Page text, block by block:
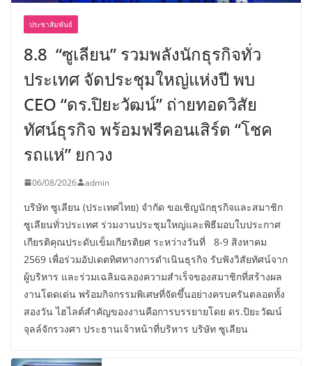
ประชาสัมพันธ์
8.8 “ซูเลียน” รวมพลังนักธุรกิจทั่ว
ประเทศ จัดประชุมใหญ่แห่งปี พบ
CEO “ดร.ปิยะวัฒน์” ถ่ายทอดวิสัย
ทัศน์ธุรกิจ พร้อมฟรีคอนเสิร์ต “โชค
รถแห่” ยกวง
06/08/2026 admin
บริษัท ซูเลียน (ประเทศไทย) จำกัด ขอเชิญนักธุรกิจและสมาชิก
ซูเลียนทั่วประเทศ ร่วมงานประชุมใหญ่และพิธีมอบใบประกาศ
เกียรติคุณประดับเข็มเกียรติยศ ระหว่างวันที่ 8-9 สิงหาคม
2569 เพื่อร่วมอัปเดตทิศทางการดำเนินธุรกิจ รับฟังวิสัยทัศน์จาก
ผู้บริหาร และร่วมเฉลิมฉลองความสำเร็จของสมาชิกที่สร้างผล
งานโดดเด่น พร้อมกิจกรรมพิเศษที่จัดขึ้นอย่างครบครันตลอดทั้ง
สองวัน ไฮไลต์สำคัญของงานคือการบรรยายโดย ดร.ปิยะวัฒน์
จุลล์จักรวงศา ประธานเจ้าหน้าที่บริหาร บริษัท ซูเลียน